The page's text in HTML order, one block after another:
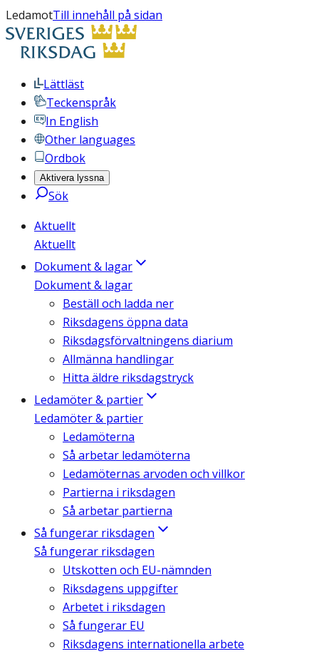
LedamotTill innehåll på sidan
Lättläst
Teckenspråk
In English
Other languages
Ordbok
Aktivera lyssna
Sök
Aktuellt
Aktuellt
Dokument & lagar
Dokument & lagar
Beställ och ladda ner
Riksdagens öppna data
Riksdagsförvaltningens diarium
Allmänna handlingar
Hitta äldre riksdagstryck
Ledamöter & partier
Ledamöter & partier
Ledamöterna
Så arbetar ledamöterna
Ledamöternas arvoden och villkor
Partierna i riksdagen
Så arbetar partierna
Så fungerar riksdagen
Så fungerar riksdagen
Utskotten och EU-nämnden
Riksdagens uppgifter
Arbetet i riksdagen
Så fungerar EU
Riksdagens internationella arbete